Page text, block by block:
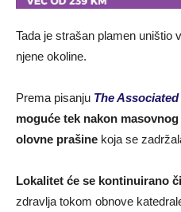
Tada je strašan plamen uništio
njene okoline.
Prema pisanju The
moguće tek nakon
olovne prašine koja se
Lokalitet će se kontinuirano
zdravlja tokom obnove